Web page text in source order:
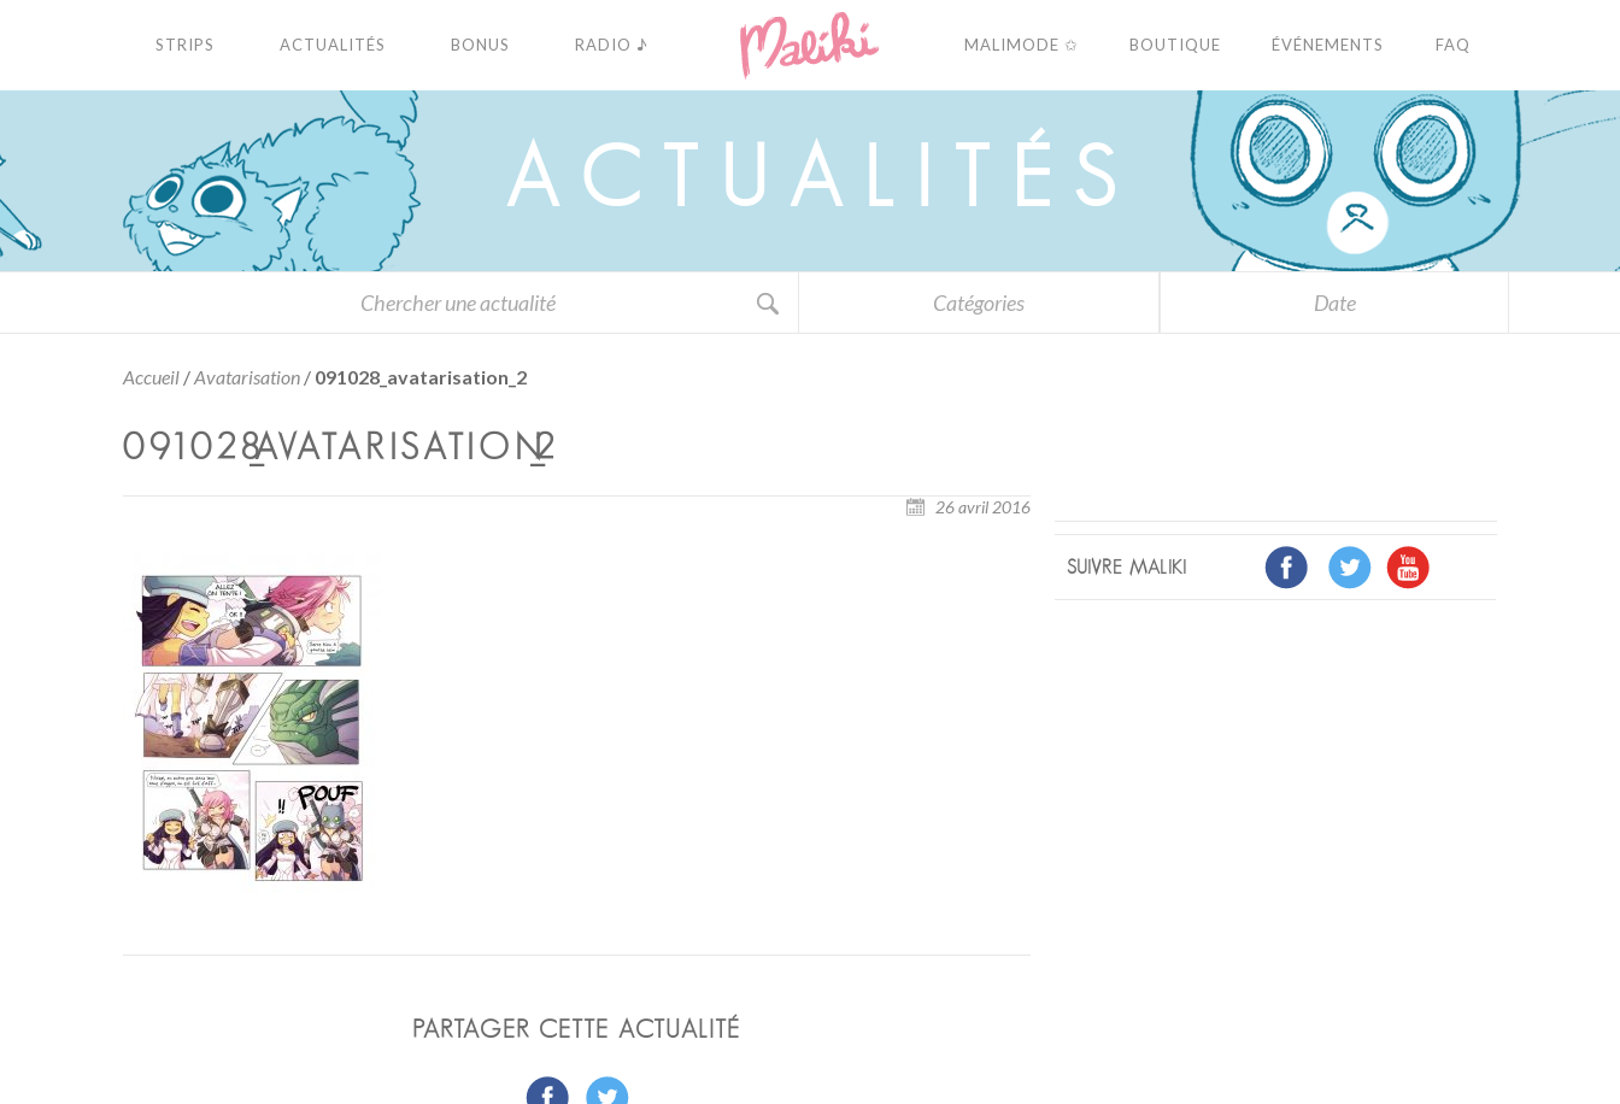
STRIPS ACTUALITÉS BONUS RADIO ♪ MALIMODE ✩ BOUTIQUE ÉVÉNEMENTS FAQ
A C U A L É S
Catégories Date
Accueil /Avatarisation / 091028_avatarisation_2
091028_AVATARISATION_2
26 avril 2016
PARTAGER CETTE ACTUALITÉ
SUIVRE MALIKI